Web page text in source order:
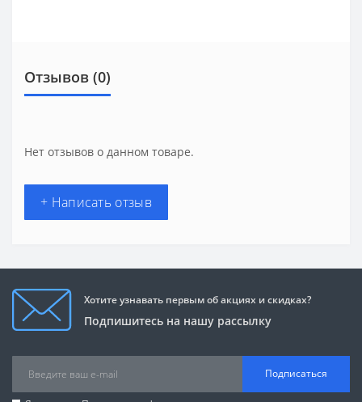
Отзывов (0)
Нет отзывов о данном товаре.
+ Написать отзыв
Хотите узнавать первым об акциях и скидках?
Подпишитесь на нашу рассылку
Подписаться